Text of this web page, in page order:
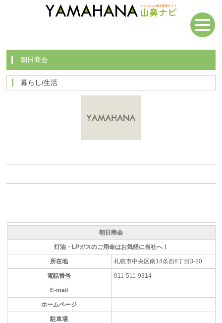
朝日商会
暮らし/生活
朝日商会
灯油・LPガスのご用命はお気軽に当社へ！
所在地 札幌市中央区南14条西6丁目3-20
電話番号 011-511-9314
E-mail
ホームページ
駐車場